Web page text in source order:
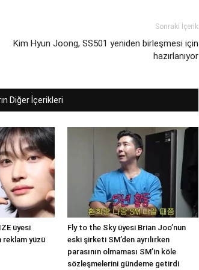
Sonraki İçerik
Kim Hyun Joong, SS501 yeniden birleşmesi için
hazırlanıyor
Diğer İçerikleri
üyesi
reklam yüzü
Fly to the Sky üyesi Brian Joo’nun
eski şirketi SM’den ayrılırken
parasının olmaması SM’in köle
sözleşmelerini gündeme getirdi